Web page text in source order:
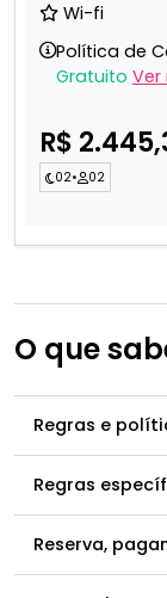
Wi-fi
Política de
Gratuito Ver
R$
02• 02
O que
Regras e
Regras
Reserva,